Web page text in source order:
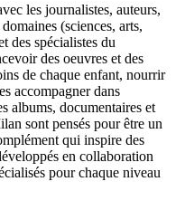
les journalistes, auteurs,
(sciences, arts,
des spécialistes du
des oeuvres et des
de chaque enfant, nourrir
accompagner dans
albums, documentaires et
sont pensés pour être un
qui inspire des
en collaboration
pour chaque niveau